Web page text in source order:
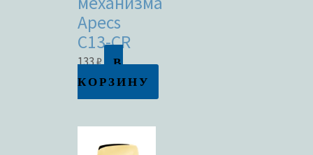
Apecs
C13-CR
133₽
В
КОРЗИНУ